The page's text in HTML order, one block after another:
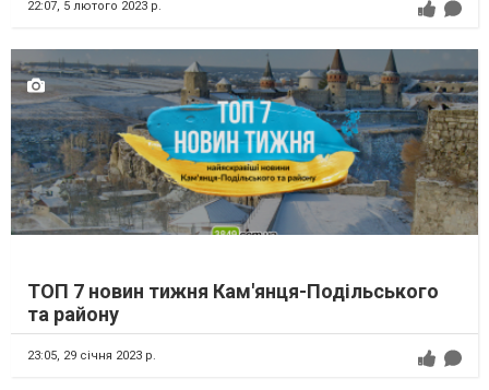
22:07, 5 лютого 2023 р.
ТОП 7 новин тижня Кам'янця-Подільського
та району
23:05, 29 січня 2023 р.